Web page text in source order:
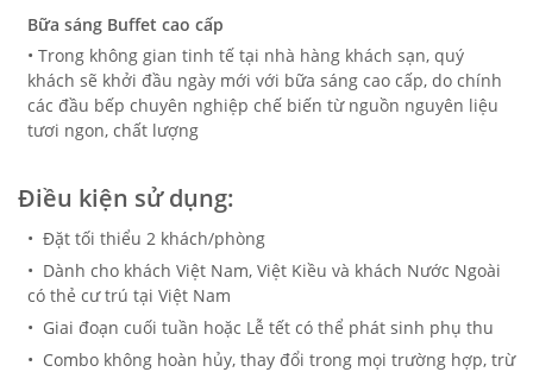
Bữa sáng Buffet cao cấp
• Trong không gian tinh tế tại nhà hàng khách sạn, quý
khách sẽ khởi đầu ngày mới với bữa sáng cao cấp, do chính
các đầu bếp chuyên nghiệp chế biến từ nguồn nguyên liệu
tươi ngon, chất lượng
Điều kiện sử dụng:
• Đặt tối thiểu 2 khách/phòng
• Dành cho khách Việt Nam, Việt Kiều và khách Nước Ngoài
có thẻ cư trú tại Việt Nam
• Giai đoạn cuối tuần hoặc Lễ tết có thể phát sinh phụ thu
• Combo không hoàn hủy, thay đổi trong mọi trường hợp, trừ